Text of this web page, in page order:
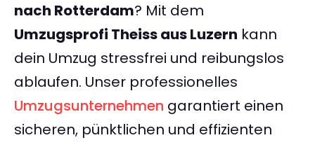
nach Rotterdam? Mit dem
Umzugsprofi Theiss aus Luzern kann
dein Umzug stressfrei und reibungslos
ablaufen. Unser professionelles
Umzugsunternehmen garantiert einen
sicheren, pünktlichen und effizienten